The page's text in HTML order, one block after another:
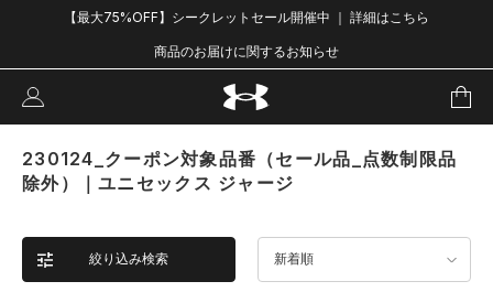
【最大75%OFF】シークレットセール開催中 ｜ 詳細はこちら
商品のお届けに関するお知らせ
230124_クーポン対象品番（セール品_点数制限品
除外）｜ユニセックス ジャージ
絞り込み検索 新着順